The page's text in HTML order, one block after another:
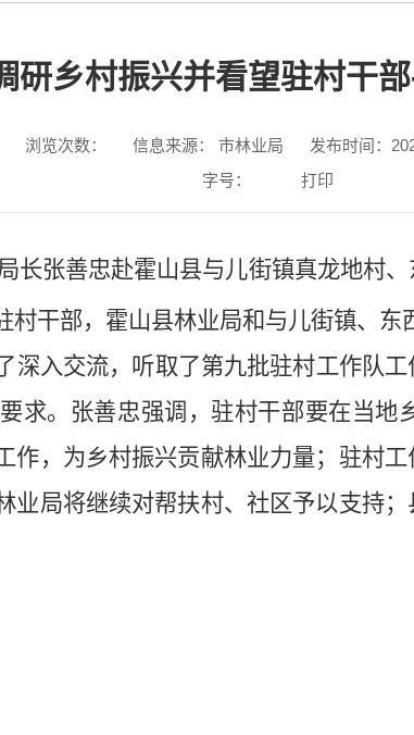
研乡村振兴并看望驻村干
浏览次数： 信息来源： 市林业局
发布时间：
字号：
打印
长张善忠赴霍山县与儿街镇真龙地村
干部，霍山县林业局和与儿街镇、东
深入交流，听取了第九批驻村工作队
求。张善忠强调，驻村干部要在当地
作，为乡村振兴贡献林业力量；驻村
业局将继续对帮扶村、社区予以支持